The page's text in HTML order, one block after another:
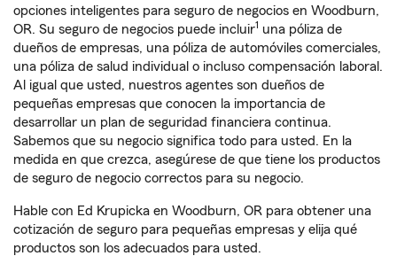
opciones inteligentes para seguro de negocios en Woodburn,
OR. Su seguro de negocios puede incluir1 una póliza de
dueños de empresas, una póliza de automóviles comerciales,
una póliza de salud individual o incluso compensación laboral.
Al igual que usted, nuestros agentes son dueños de
pequeñas empresas que conocen la importancia de
desarrollar un plan de seguridad financiera continua.
Sabemos que su negocio significa todo para usted. En la
medida en que crezca, asegúrese de que tiene los productos
de seguro de negocio correctos para su negocio.
Hable con Ed Krupicka en Woodburn, OR para obtener una
cotización de seguro para pequeñas empresas y elija qué
productos son los adecuados para usted.